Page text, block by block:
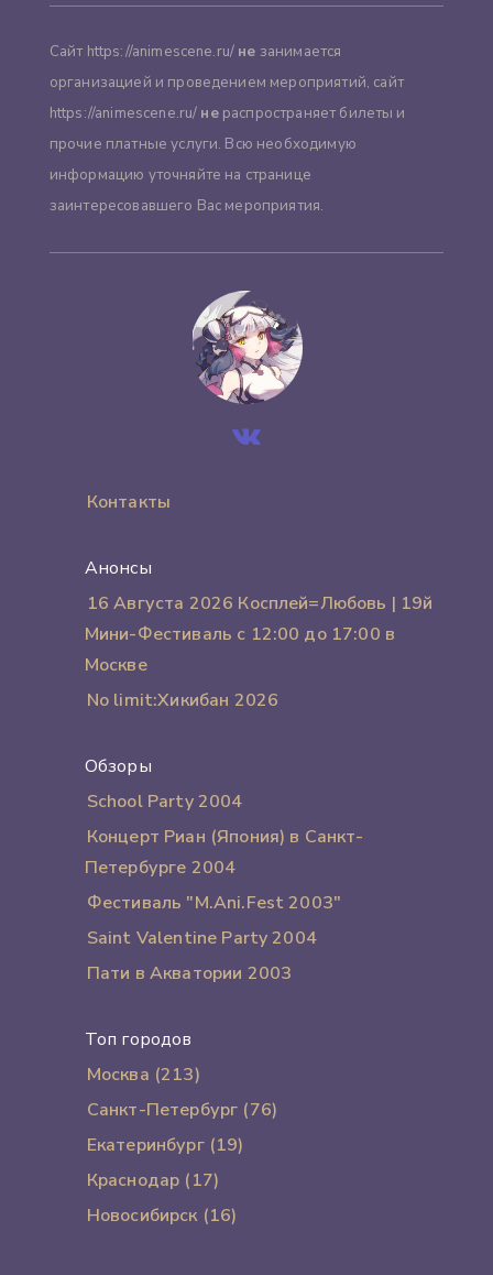
Сайт https://animescene.ru/ не занимается
организацией и проведением мероприятий, сайт
https://animescene.ru/ нераспространяет билеты и
прочие платные услуги. Всю необходимую
информацию уточняйте на странице
заинтересовавшего Вас мероприятия.
Контакты
Анонсы
16 Августа 2026 Косплей=Любовь | 19й
Мини-Фестиваль с 12:00 до 17:00 в
Москве
No limit:Хикибан 2026
Обзоры
School Party 2004
Концерт Риан (Япония) в Санкт-
Петербурге 2004
Фестиваль "M.Ani.Fest 2003"
Saint Valentine Party 2004
Пати в Акватории 2003
Топ городов
Москва (213)
Санкт-Петербург (76)
Екатеринбург (19)
Краснодар (17)
Новосибирск (16)